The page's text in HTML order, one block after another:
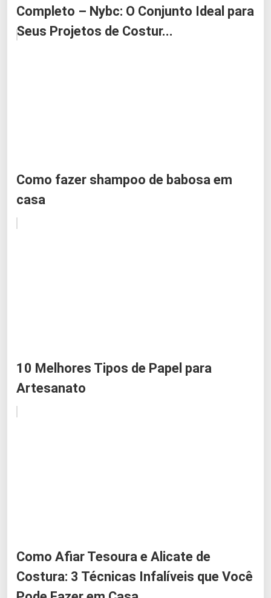
Completo – Nybc: O Conjunto Ideal para
Seus Projetos de Costur...
Como fazer shampoo de babosa em
casa
10 Melhores Tipos de Papel para
Artesanato
Como Afiar Tesoura e Alicate de
Costura: 3 Técnicas Infalíveis que Você